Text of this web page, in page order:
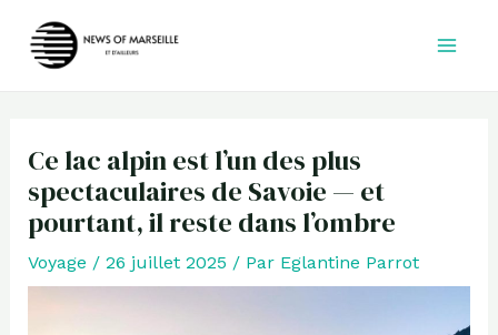
Ce lac alpin est l’un des plus
spectaculaires de Savoie — et
pourtant, il reste dans l’ombre
Voyage / 26 juillet 2025 / Par Eglantine Parrot